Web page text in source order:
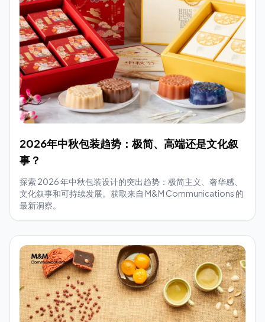
2026年中秋包装趋势：极简、高端还是文化叙
事？
探索 2026 年中秋包装设计的突出趋势：极简主义、奢华感、
文化叙事和可持续发展。获取来自 M&M Communications 的
最新洞察。